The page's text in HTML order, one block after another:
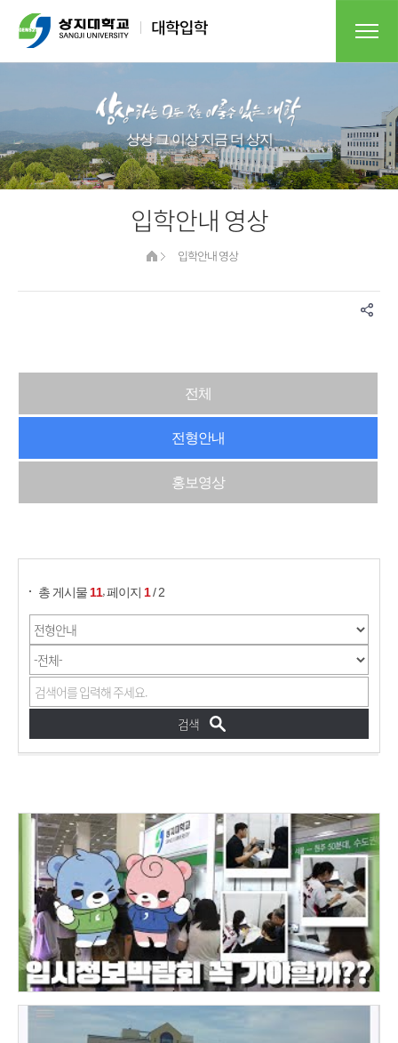
상상 그 이상 지금 더 상지
입학안내 영상
입학안내 영상
전체
전형안내
홍보영상
총 게시물 11,페이지 1/ 2